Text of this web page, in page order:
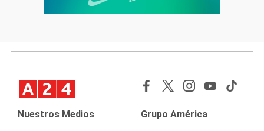
Nuestros Medios Grupo América